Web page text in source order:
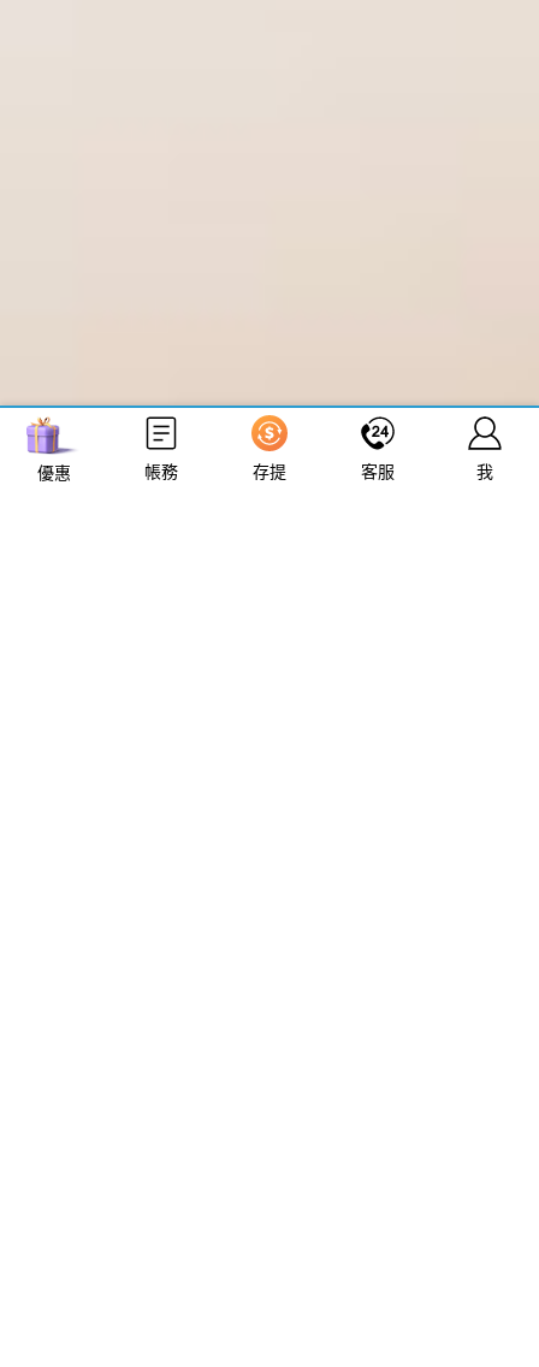
優惠 帳務 存提 客服 我
立即來電 加入好友